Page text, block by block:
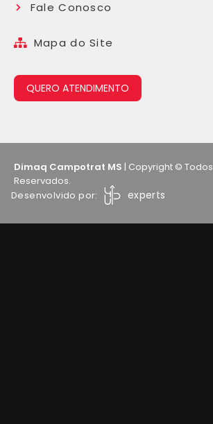
Fale Conosco
Mapa do Site
QUERO ATENDIMENTO
Dimaq Campotrat MS | Copyright ©
Reservados.
Desenvolvido por:
experts